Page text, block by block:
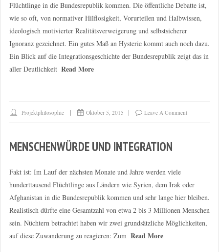
Flüchtlinge in die Bundesrepublik kommen. Die öffentliche Debatte ist,
wie so oft, von normativer Hilflosigkeit, Vorurteilen und Halbwissen,
ideologisch motivierter Realitätsverweigerung und selbstsicherer
Ignoranz gezeichnet. Ein gutes Maß an Hysterie kommt auch noch dazu.
Ein Blick auf die Integrationsgeschichte der Bundesrepublik zeigt das in
aller Deutlichkeit Read More
Projektphilosophie Oktober 5, 2015 Leave A Comment
MENSCHENWÜRDE UND INTEGRATION
Fakt ist: Im Lauf der nächsten Monate und Jahre werden viele
hunderttausend Flüchtlinge aus Ländern wie Syrien, dem Irak oder
Afghanistan in die Bundesrepublik kommen und sehr lange hier bleiben.
Realistisch dürfte eine Gesamtzahl von etwa 2 bis 3 Millionen Menschen
sein. Nüchtern betrachtet haben wir zwei grundsätzliche Möglichkeiten,
auf diese Zuwanderung zu reagieren: Zum Read More